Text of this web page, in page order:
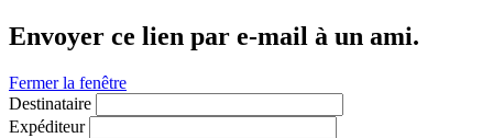
Envoyer ce lien par e-mail à un ami.
Fermer la fenêtre
Destinataire
Expéditeur